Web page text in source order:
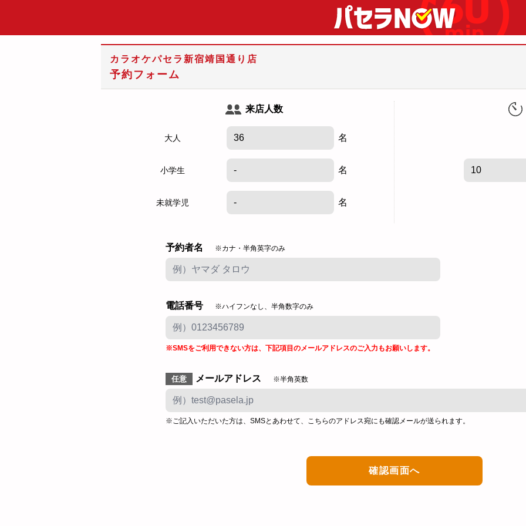
カラオケパセラ新宿靖国通り店
予約フォーム
来店人数
大人 名
小学生 名
未就学児 名
予約者名 ※カナ・半角英字のみ
電話番号 ※ハイフンなし、半角数字のみ
※SMSをご利用できない方は、下記項目のメールアドレスのご入力もお願いします。
任意 メールアドレス ※半角英数
※ご記入いただいた方は、SMSとあわせて、こちらのアドレス宛にも確認メールが送られます。